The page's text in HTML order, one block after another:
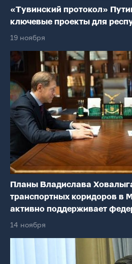
«Тувинский протокол»
ключевые проекты для
19 ноября
Планы Владислава
транспортных коридоров в
активно поддерживает
14 ноября